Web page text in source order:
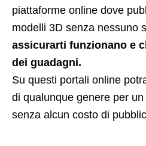
piattaforme online dove
modelli 3D senza nessuno
assicurarti funzionano e
dei guadagni.
Su questi portali online
di qualunque genere per
senza alcun costo di